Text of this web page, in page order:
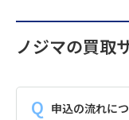
ノジマの買取
申込の流れに